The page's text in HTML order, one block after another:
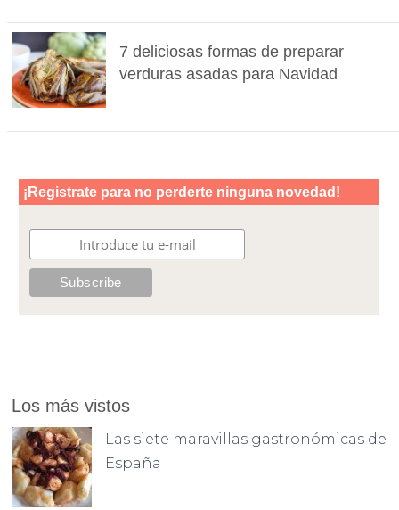
7 deliciosas formas de preparar
verduras asadas para Navidad
Los más vistos
Las siete maravillas gastronómicas de
España